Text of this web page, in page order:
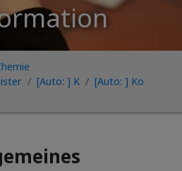
[Auto: ] K
[Auto: ] Ko